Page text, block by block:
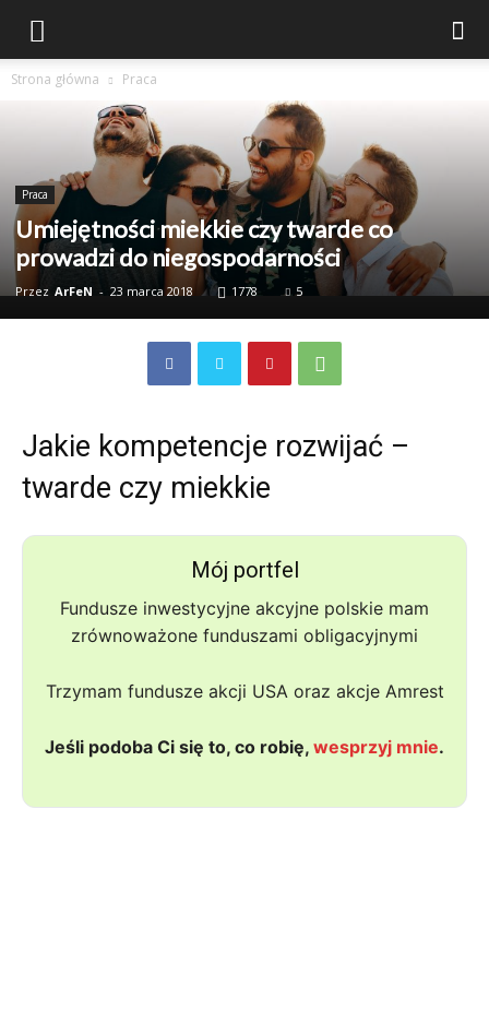
Strona główna Praca
Praca
Umiejętności miekkie czy twarde co
prowadzi do niegospodarności
Przez ArFeN - 23 marca 2018 1778 5
Jakie kompetencje rozwijać –
twarde czy miekkie
Mój portfel
Fundusze inwestycyjne akcyjne polskie mam
zrównoważone funduszami obligacyjnymi
Trzymam fundusze akcji USA oraz akcje Amrest
Jeśli podoba Ci się to, co robię, wesprzyj mnie.